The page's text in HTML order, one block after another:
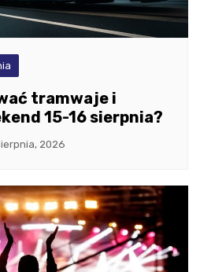
tramwaje i
15-16 sierpnia?
2026